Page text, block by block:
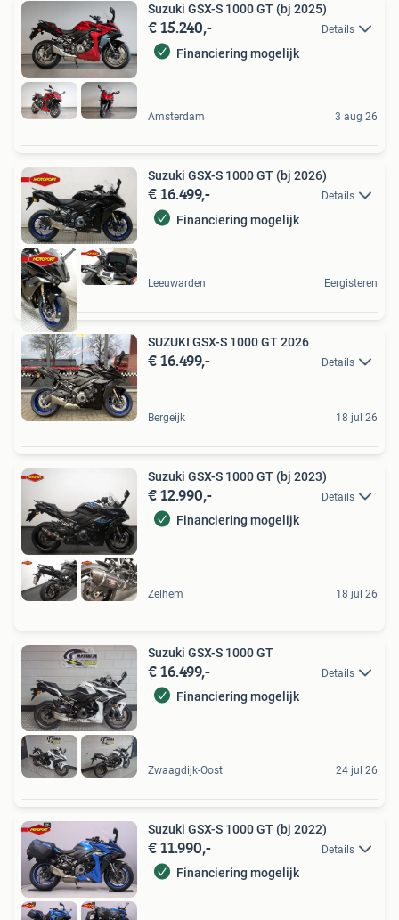
Suzuki GSX-S 1000 GT (bj 2025)
€ 15.240,- Details
Financiering mogelijk
Amsterdam 3 aug 26
Suzuki GSX-S 1000 GT (bj 2026)
€ 16.499,- Details
Financiering mogelijk
Leeuwarden Eergisteren
SUZUKI GSX-S 1000 GT 2026
€ 16.499,- Details
Bergeijk 18 jul 26
Suzuki GSX-S 1000 GT (bj 2023)
€ 12.990,- Details
Financiering mogelijk
Zelhem 18 jul 26
Suzuki GSX-S 1000 GT
€ 16.499,- Details
Financiering mogelijk
Zwaagdijk-Oost 24 jul 26
Suzuki GSX-S 1000 GT (bj 2022)
€ 11.990,- Details
Financiering mogelijk